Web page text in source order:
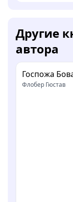
Другие
автора
Госпожа
Флобер Гюстав